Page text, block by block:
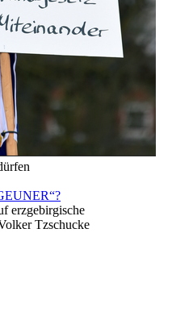
erzgebirgische
Tzschucke